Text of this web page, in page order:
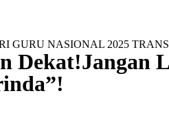
Dekat!Jangan